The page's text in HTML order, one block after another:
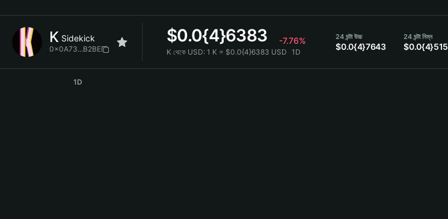
简体中文
繁體中文
Bahasa Indonesia
K Sidekick
0x0A73...B2BE
$0.0{4}6383 -7.76%
K থেকে USD: 1 K = $0.0{4}6383 USD 1D
24 ঘন্টা উচ্চ
$0.0{4}7643
24 ঘন্টা নিম্ন
$0.0{4}515
1D